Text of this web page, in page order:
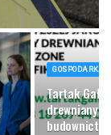
GOSPODARKA
Tartak